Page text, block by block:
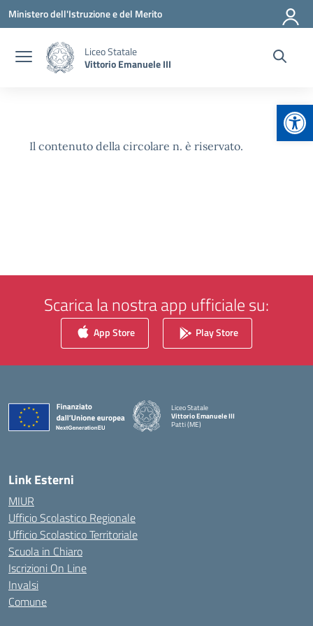
Vai ai contenuti
Vai al menu di navigazione
Vai al footer
Ministero dell'Istruzione e del Merito
Liceo Statale
Vittorio Emanuele III
Il contenuto della circolare n. è riservato.
Scarica la nostra app ufficiale su:
App Store Play Store
Liceo Statale
Vittorio Emanuele III
Patti (ME)
Link Esterni
MIUR
Ufficio Scolastico Regionale
Ufficio Scolastico Territoriale
Scuola in Chiaro
Iscrizioni On Line
Invalsi
Comune